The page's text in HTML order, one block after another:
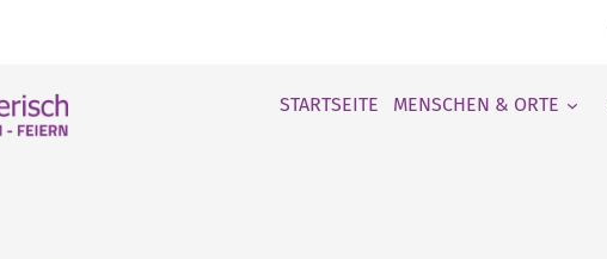
STARTSEITE MENSCHEN & ORTE